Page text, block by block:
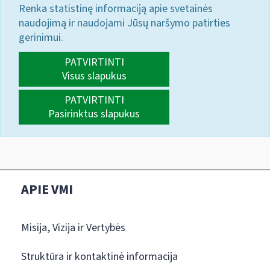
Renka statistinę informaciją apie svetainės
naudojimą ir naudojami Jūsų naršymo patirties
gerinimui.
PATVIRTINTI
Visus slapukus
PATVIRTINTI
Pasirinktus slapukus
APIE VMI
Misija, Vizija ir Vertybės
Struktūra ir kontaktinė informacija